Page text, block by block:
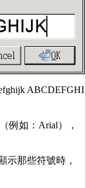
ABCDEFGHI
例如：Arial），
示那些符號時，